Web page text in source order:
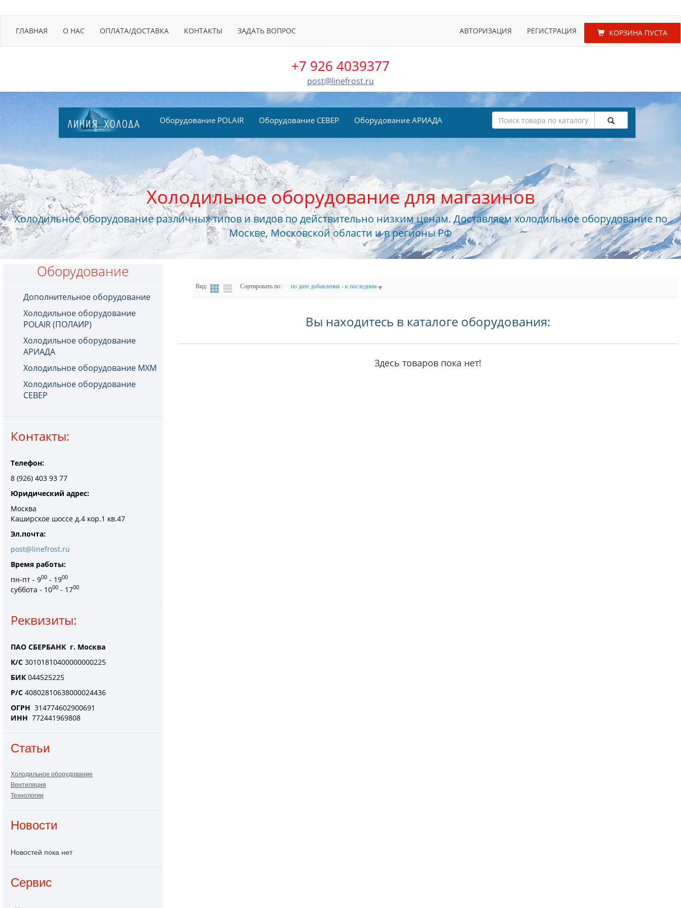
ГЛАВНАЯ О НАС ОПЛАТА/ДОСТАВКА КОНТАКТЫ ЗАДАТЬ ВОПРОС АВТОРИЗАЦИЯ РЕГИСТРАЦИЯ КОРЗИНА ПУСТА
+7 926 4039377
post@linefrost.ru
Оборудование POLAIR Оборудование СЕВЕР Оборудование АРИАДА
Холодильное оборудование для магазинов
Холодильное оборудование различных типов и видов по действительно низким ценам. Доставляем холодильное оборудование по
Москве, Московской области и в регионы РФ
Оборудование
Дополнительное оборудование
Холодильное оборудование
POLAIR (ПОЛАИР)
Холодильное оборудование
АРИАДА
Холодильное оборудование МХМ
Холодильное оборудование
СЕВЕР
Контакты:
Телефон:
8 (926) 403 93 77
Юридический адрес:
Москва
Каширское шоссе д.4 кор.1 кв.47
Эл.почта:
post@linefrost.ru
Время работы:
пн-пт - 900 - 1900
суббота - 1000 - 1700
Реквизиты:
ПАО СБЕРБАНК г. Москва
К/С 30101810400000000225
БИК 044525225
Р/С 40802810638000024436
ОГРН 314774602900691
ИНН 772441969808
Статьи
Холодильное оборудование
Вентиляция
Технологии
Новости
Новостей пока нет
Сервис
Вид: Сортировать по: по дате добавления - к последним
Вы находитесь в каталоге оборудования:
Здесь товаров пока нет!